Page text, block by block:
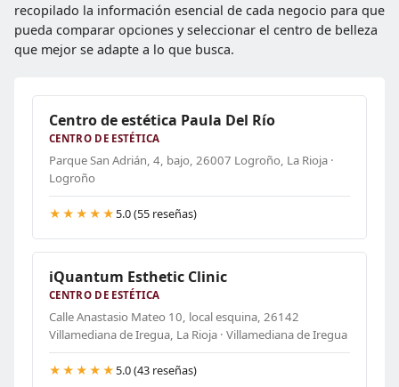
recopilado la información esencial de cada negocio para que
pueda comparar opciones y seleccionar el centro de belleza
que mejor se adapte a lo que busca.
Centro de estética Paula Del Río
CENTRO DE ESTÉTICA
Parque San Adrián, 4, bajo, 26007 Logroño, La Rioja ·
Logroño
★★★★★ 5.0 (55 reseñas)
iQuantum Esthetic Clinic
CENTRO DE ESTÉTICA
Calle Anastasio Mateo 10, local esquina, 26142
Villamediana de Iregua, La Rioja · Villamediana de Iregua
★★★★★ 5.0 (43 reseñas)